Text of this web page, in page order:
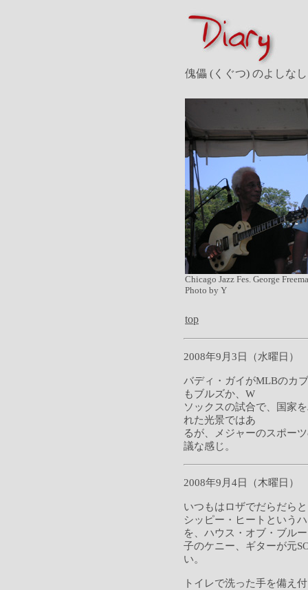
傀儡 (くぐつ) のよしな
Chicago Jazz Fes. George
Photo by Y
top
2008年9月3日（水曜日）
バディ・ガイがMLBのカ
もブルズか、W
ソックスの試合で、国家
れた光景ではあ
るが、メジャーのスポー
議な感じ。
2008年9月4日（木曜日）
いつもはロザでだらだら
シッピー・ヒートという
を、ハウス・オブ・ブル
子のケニー、ギターが元
い。
トイレで洗った手を備え